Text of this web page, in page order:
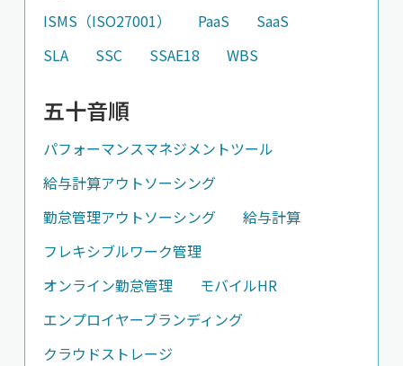
ISMS（ISO27001）
PaaS
SaaS
SLA
SSC SSAE18 WBS
五十音順
パフォーマンスマネジメントツール
給与計算アウトソーシング
勤怠管理アウトソーシング
給与計算
フレキシブルワーク管理
オンライン勤怠管理
モバイルHR
エンプロイヤーブランディング
クラウドストレージ